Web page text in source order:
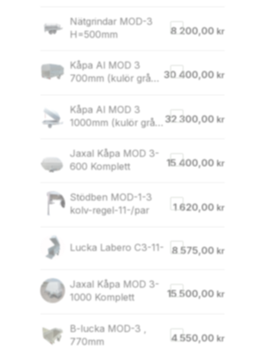
Nätgrindar MOD-3
H=500mm
8 200,00 kr
Kåpa Al MOD 3
700mm (kulör grå
30 400,00 kr
Kåpa Al MOD 3
1000mm (kulör grå
32 300,00 kr
Jaxal Kåpa MOD 3-
600 Komplett
15 400,00 kr
Stödben MOD-1-3
kolv-regel-11-/par
1 620,00 kr
Lucka Labero C3-11- 8 575,00 kr
Jaxal Kåpa MOD 3-
1000 Komplett
15 500,00 kr
B-lucka MOD-3 ,
770mm
4 550,00 kr